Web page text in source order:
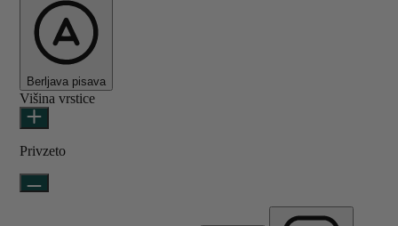
Berljava pisava
Višina vrstice
Privzeto